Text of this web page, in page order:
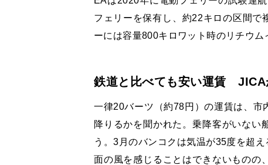
フェリーを保有し、約22キロの区間で
ーには容量800キロワット時のリチウム
鉄道と比べても安い運賃 JICA
一律20バーツ（約78円）の運賃は、
降りるかを聞かれた。乗降客がいない
う。3月のバンコクは気温が35度を超
面の風を感じることはできないものの